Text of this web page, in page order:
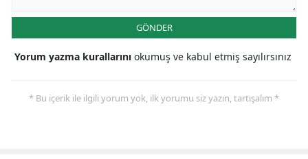
GÖNDER
Yorum yazma kurallarını okumuş ve kabul etmiş sayılırsınız
* Bu içerik ile ilgili yorum yok, ilk yorumu siz yazın, tartışalım *